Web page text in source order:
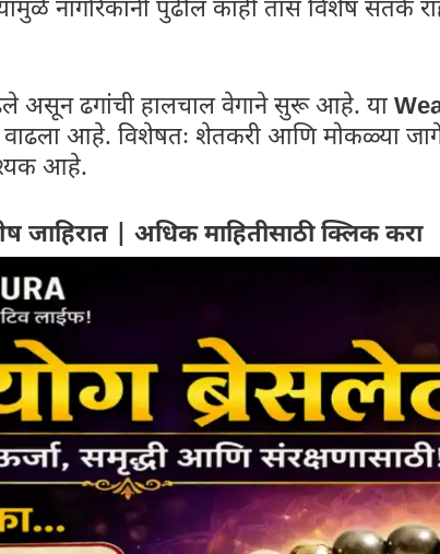
नागरिकांनी पुढील काही तास विशेष सतर्क
असून ढगांची हालचाल वेगाने सुरू आहे. या
वाढला आहे. विशेषतः शेतकरी आणि मोकळ्या
आहे.
जाहिरात | अधिक माहितीसाठी क्लिक करा